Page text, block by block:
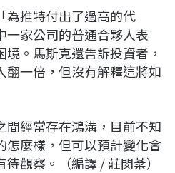
為推特付出了過高的代
一家公司的普通合夥人表
。馬斯克還告訴投資者，
翻一倍，但沒有解釋這將如
間經常存在鴻溝，目前不知
怎麼樣，但可以預計變化會
觀察。（編譯 / 莊閔棻）